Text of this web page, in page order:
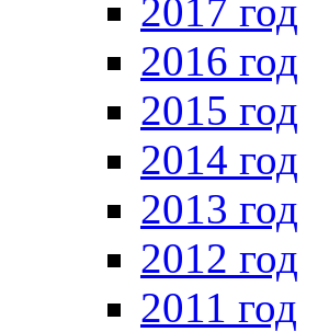
2017 год
2016 год
2015 год
2014 год
2013 год
2012 год
2011 год